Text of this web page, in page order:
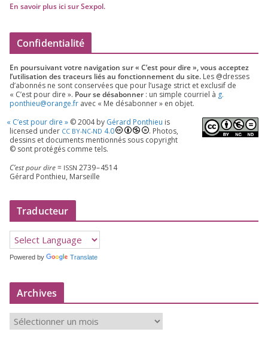
En savoir plus ici sur Sexpol.
Confidentialité
En pour­sui­vant votre navi­ga­tion sur « C’est pour dire », vous accep­tez
l’utilisation des tra­ceurs liés au fonc­tion­ne­ment du site. Les @dresses
d’a­bon­nés ne sont conser­vées que pour l’u­sage strict et exclu­sif de
« C’est pour dire ». Pour se désa­bon­ner : un simple cour­riel à g.​
ponthieu@​orange.​fr avec « Me désa­bon­ner » en objet.
« C’est pour dire » ©2004by Gérard Ponthieu is
licen­sed under CC BY-NC-ND 4.0
. Photos,
des­sins et docu­ments men­tion­nés sous copy­right
© sont pro­té­gés comme tels.
C’est pour dire= ISSN 2739–4514
Gérard Ponthieu, Marseille
Traducteur
Powered by Translate
Archives
r